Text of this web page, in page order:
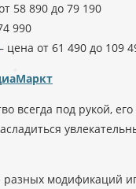
58 890 до 79 190
990
цена от 61 490 до 109
всегда под рукой,
модификаций